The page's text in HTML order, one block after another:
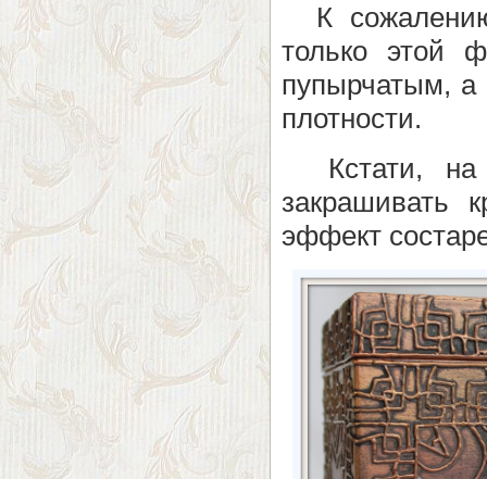
К
только этой
пупырчатым, а
плотности.
Кстати,
закрашивать
эффект